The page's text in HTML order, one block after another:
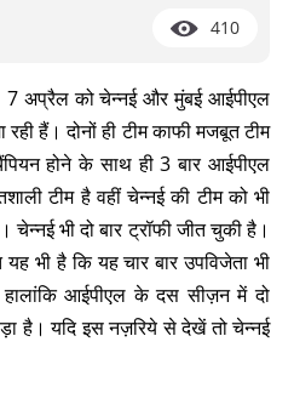
410
अप्रैल को चेन्नई और मुंबई आईपीएल
हैं। दोनों ही टीम काफी मजबूत टीम
होने के साथ ही 3 बार आईपीएल
टीम है वहीं चेन्नई की टीम को भी
भी दो बार ट्रॉफी जीत चुकी है।
भी है कि यह चार बार उपविजेता भी
आईपीएल के दस सीज़न में दो
है। यदि इस नज़रिये से देखें तो चेन्नई